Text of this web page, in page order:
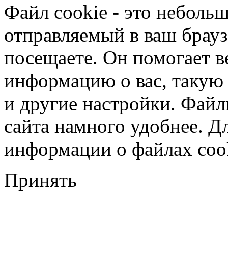
Файл cookie - это
отправляемый в ваш
посещаете. Он помогает
информацию о вас, такую
и другие настройки.
сайта намного удобнее.
информации о файлах
Принять